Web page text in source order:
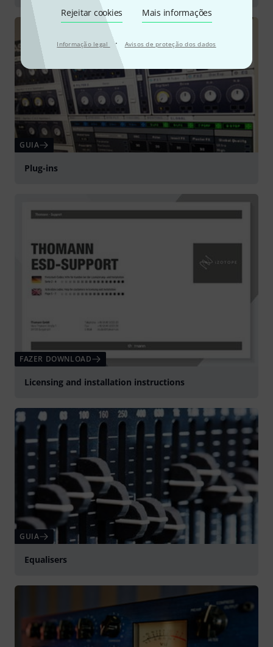
Rejeitar cookies Mais informações
Informação legal · Avisos de proteção dos dados
GUIA
Plug-ins
FAZER DOWNLOAD
Licensing and installation instructions
GUIA
Equalisers